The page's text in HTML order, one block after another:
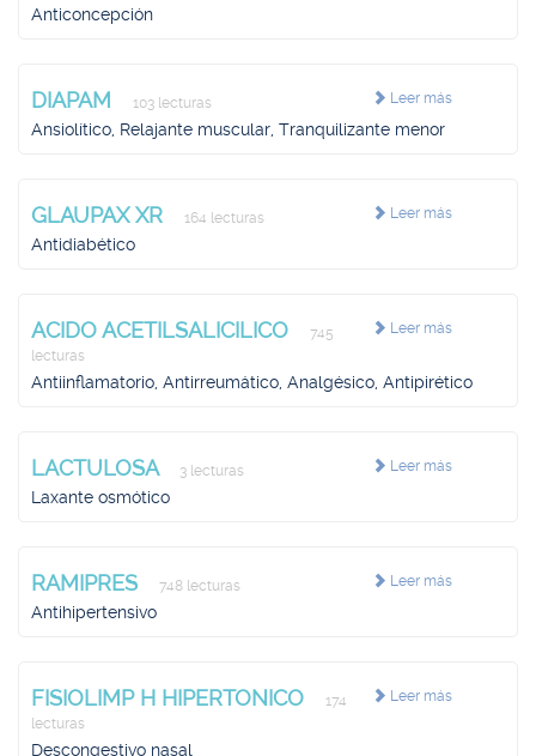
Anticoncepción
Leer más
DIAPAM 103 lecturas
Ansiolítico, Relajante muscular, Tranquilizante menor
Leer más
GLAUPAX XR 164 lecturas
Antidiabético
Leer más
ACIDO ACETILSALICILICO
745
lecturas
Antiinflamatorio, Antirreumático, Analgésico, Antipirético
Leer más
LACTULOSA 3 lecturas
Laxante osmótico
Leer más
RAMIPRES 748 lecturas
Antihipertensivo
Leer más
FISIOLIMP H HIPERTONICO
174
lecturas
Descongestivo nasal